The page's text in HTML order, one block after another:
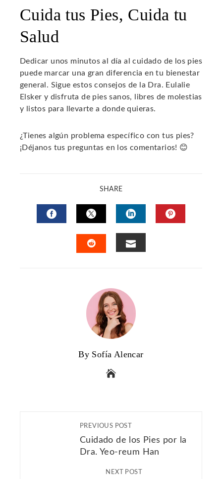
Cuida tus Pies, Cuida tu
Salud
Dedicar unos minutos al día al cuidado de los pies
puede marcar una gran diferencia en tu bienestar
general. Sigue estos consejos de la Dra. Eulalie
Elsker y disfruta de pies sanos, libres de molestias
y listos para llevarte a donde quieras.
¿Tienes algún problema específico con tus pies?
¡Déjanos tus preguntas en los comentarios! 😊
SHARE
FACEBOOKTWITTERLINKEDIN
By Sofía Alencar
PREVIOUS POST
Cuidado de los Pies por la
Dra. Yeo-reum Han
NEXT POST